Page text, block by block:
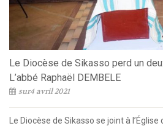
Le Diocèse de Sikasso perd un
L’abbé Raphaël DEMBELE
sur4 avril 2021
Le Diocèse de Sikasso se joint à